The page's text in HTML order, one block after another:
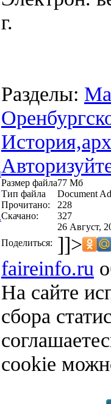
г.
Разделы:
Размер файла77 Мб
Тип файла
Document
Прочитано:
228
Скачано:
327
26 Август,
Поделиться: ]]>
faireinfo.ru
На сайте
сбора
cookie